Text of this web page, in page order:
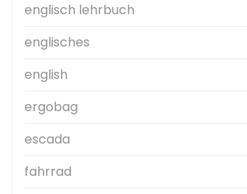
englisch lehrbuch
englisches
english
ergobag
escada
fahrrad